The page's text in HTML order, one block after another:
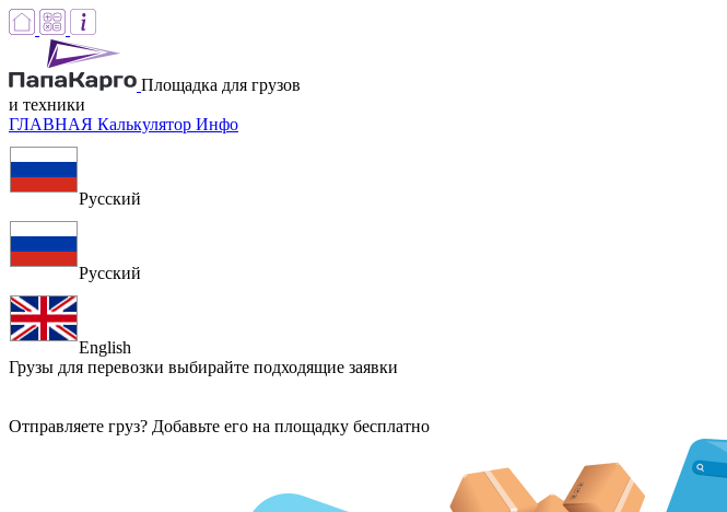
Площадка для грузов
и техники
ГЛАВНАЯ Калькулятор Инфо
Русский
Русский
English
Грузы для перевозки выбирайте подходящие заявки
Отправляете груз? Добавьте его на площадку бесплатно